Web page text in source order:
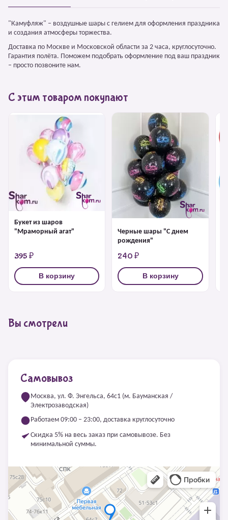
"Камуфляж" – воздушные шары с гелием для оформления праздника
и создания атмосферы торжества.
Доставка по Москве и Московской области за 2 часа, круглосуточно.
Гарантия полёта. Поможем подобрать оформление под ваш праздник
– просто позвоните нам.
С этим товаром покупают
Букет из шаров
"Мраморный агат"
395 ₽
В корзину
Черные шары "С днем
рождения"
240 ₽
В корзину
Вы смотрели
Самовывоз
Москва, ул. Ф. Энгельса, 64с1 (м. Бауманская /
Электрозаводская)
Работаем 09:00 – 23:00, доставка круглосуточно
Скидка 5% на весь заказ при самовывозе. Без
минимальной суммы.